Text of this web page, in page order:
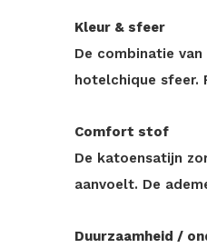
Kleur & sfeer
De combinatie
hotelchique sfeer.
Comfort stof
De katoensatijn
aanvoelt. De
Duurzaamheid /